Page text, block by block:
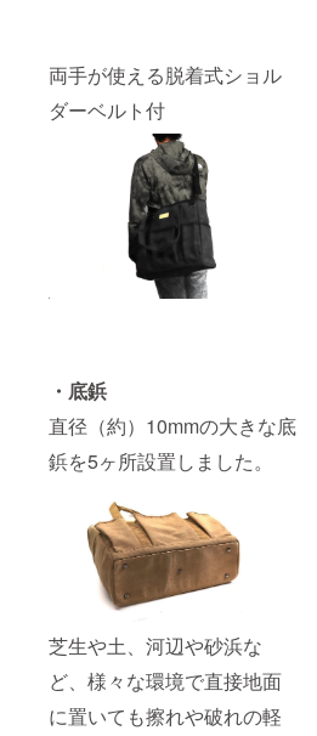
両手が使える脱着式ショル
ダーベルト付
・底鋲
直径（約）10mmの大きな底
鋲を5ヶ所設置しました。
芝生や土、河辺や砂浜な
ど、様々な環境で直接地面
に置いても擦れや破れの軽